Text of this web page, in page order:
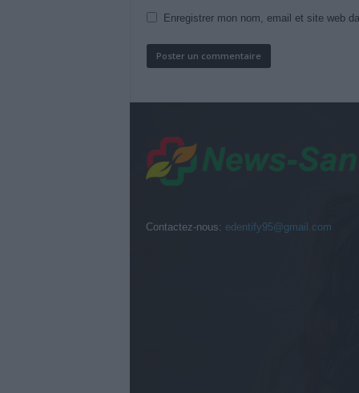
Enregistrer mon nom, email et site web
Contactez-nous: edentify95@gmail.com